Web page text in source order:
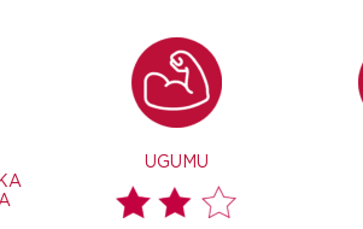
UGUMU